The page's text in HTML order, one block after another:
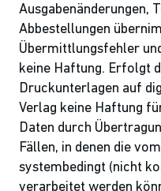
Ausgabenänderungen,
Abbestellungen
Übermittlungsfehler
keine Haftung. Erfolgt
Druckunterlagen auf
Verlag keine Haftung
Daten durch
Fällen, in denen die
systembedingt (nicht
verarbeitet werden